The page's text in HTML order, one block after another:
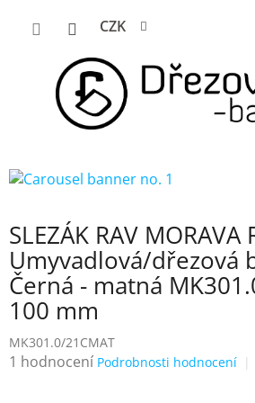
CZK
SLEZÁK RAV MORAVA
Umyvadlová/dřezová
Černá - matná
100 mm
MK301.0/21CMAT
Průměrné
1 hodnocení Podrobnosti hodnocení